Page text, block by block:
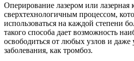
Оперирование лазером или лазерная
сверхтехнологичным процессом,
использоваться на каждой степени
такого способа дает возможность
освободиться от любых узлов и даже
заболевания, как тромбоз.